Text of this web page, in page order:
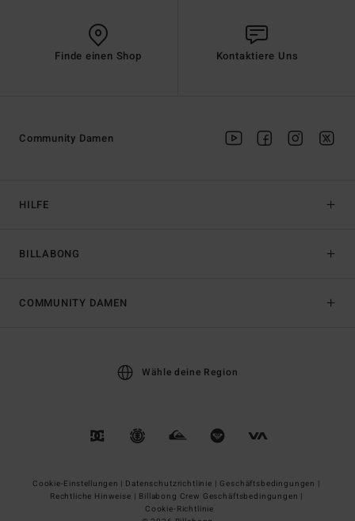
Finde einen Shop Kontaktiere Uns
HILFE
BILLABONG
Community Damen
COMMUNITY DAMEN
Wähle deine Region
Cookie-Einstellungen | Datenschutzrichtlinie | Geschäftsbedingungen |
Rechtliche Hinweise | Billabong Crew Geschäftsbedingungen |
Cookie-Richtlinie